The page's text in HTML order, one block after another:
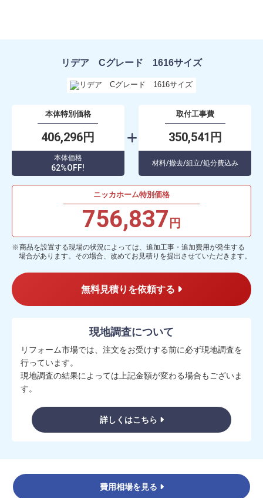
リデア Cグレード 1616サイズ
本体特別価格
406,296円
本体価格
62%OFF!
取付工事費
350,541円
材料/撤去/組立/処分費込み
ニッカホーム特別価格
756,837 円
商品を設置する現場の状況によっては、追加工事・追加費用が発生する
場合があります。その場合、改めてお見積りを提出させていただきます。
無料見積りを依頼する
現地調査について
リフォーム市場では、注文をお受けする前に必ず現地調査を
行っています。
現地調査の結果によっては上記金額が変わる場合もございま
す。
詳しくはこちら
費用相場を見る